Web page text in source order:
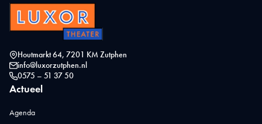
Houtmarkt 64, 7201 KM Zutphen
info@luxorzutphen.nl
0575 – 51 37 50
Actueel
Agenda